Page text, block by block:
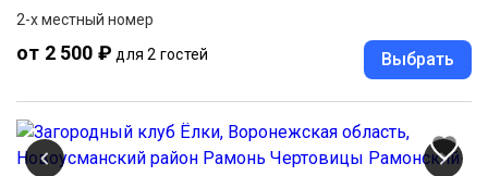
2-х местный номер
от 2 500 ₽ для 2 гостей Выбрать